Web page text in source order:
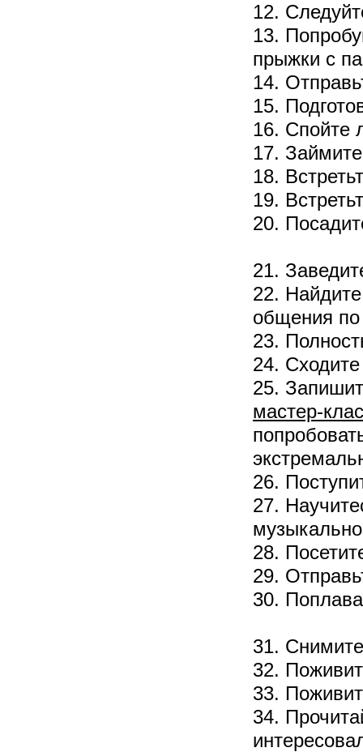
12.
13.
прыжки с
14.
15.
16. Спойте
17.
18.
19.
20.
21.
22.
общения по
23.
24.
25.
мастер-
26.
27.
28.
29.
30.
31.
32.
33.
34.